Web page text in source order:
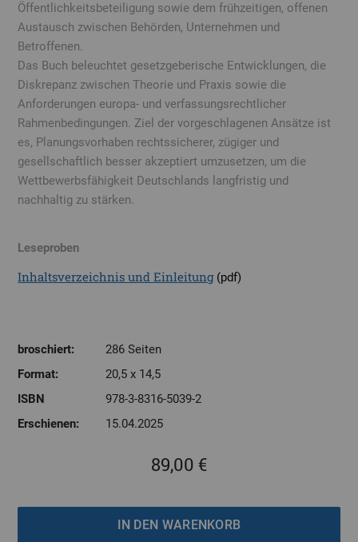
Öffentlichkeitsbeteiligung sowie dem frühzeitigen, offenen
Austausch zwischen Behörden, Unternehmen und
Betroffenen.
Das Buch beleuchtet gesetzgeberische Entwicklungen, die
Diskrepanz zwischen Theorie und Praxis sowie die
Anforderungen europa- und verfassungsrechtlicher
Rahmenbedingungen. Ziel der vorgeschlagenen Ansätze ist
es, Planungsvorhaben rechtssicherer, zügiger und
gesellschaftlich besser akzeptiert umzusetzen, um die
Wettbewerbsfähigkeit Deutschlands langfristig und
nachhaltig zu stärken.
Leseproben
Inhaltsverzeichnis und Einleitung(pdf)
broschiert:
286 Seiten
Format:
20,5 x 14,5
ISBN
978-3-8316-5039-2
Erschienen:
15.04.2025
89,00 €